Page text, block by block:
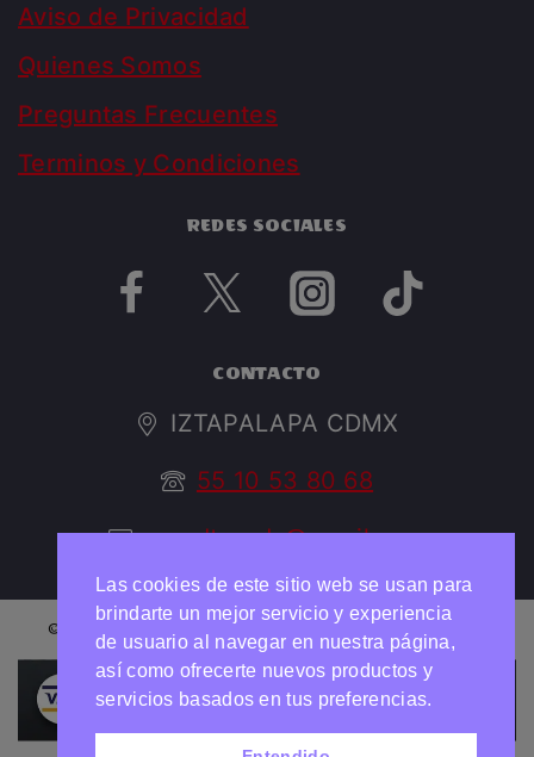
Aviso de Privacidad
Quienes Somos
Preguntas Frecuentes
Terminos y Condiciones
REDES SOCIALES
CONTACTO
IZTAPALAPA CDMX
55 10 53 80 68
argedtrendy@gmail.com
© 2026 ARGED TRENDY Todos los derechos reservados
Necesitas ayuda?
Chatea con nosotros
Las cookies de este sitio web se usan para
brindarte un mejor servicio y experiencia
de usuario al navegar en nuestra página,
así como ofrecerte nuevos productos y
servicios basados en tus preferencias.